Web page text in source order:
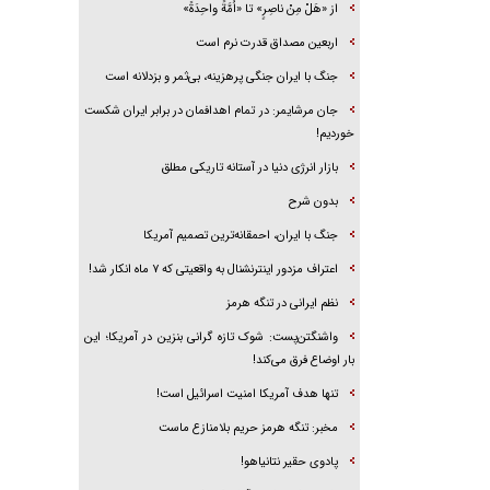
از «هَلْ مِنْ ناصِرٍ» تا «اُمَّةً واحِدَةً»
اربعین مصداق قدرت نرم است
جنگ با ایران جنگی پرهزینه، بی‌ثمر و بزدلانه است
جان مرشایمر: در تمام اهدافمان در برابر ایران شکست
خوردیم!
بازار انرژی دنیا در آستانه تاریکی مطلق
بدون شرح
جنگ با ایران، احمقانه‌ترین تصمیم آمریکا
اعتراف مزدور اینترنشنال به واقعیتی که ۷ ماه انکار شد!
نظم ایرانی در تنگه هرمز
واشنگتن‌پست: شوک تازه گرانی بنزین در آمریکا؛ این
بار اوضاع فرق می‌کند!
تنها هدف آمریکا امنیت اسرائیل است!
مخبر: تنگه هرمز حریم بلامنازع ماست
پادوی حقیر نتانیاهو!